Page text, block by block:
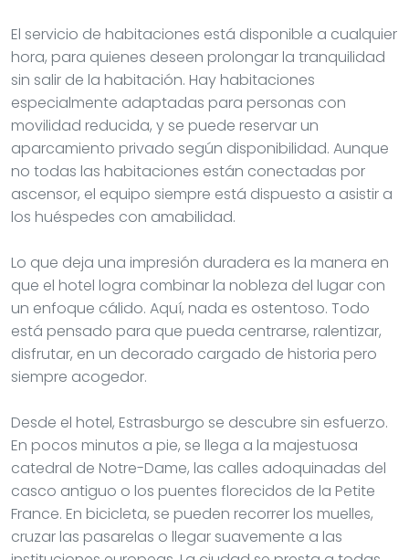
El servicio de habitaciones está disponible a cualquier
hora, para quienes deseen prolongar la tranquilidad
sin salir de la habitación. Hay habitaciones
especialmente adaptadas para personas con
movilidad reducida, y se puede reservar un
aparcamiento privado según disponibilidad. Aunque
no todas las habitaciones están conectadas por
ascensor, el equipo siempre está dispuesto a asistir a
los huéspedes con amabilidad.
Lo que deja una impresión duradera es la manera en
que el hotel logra combinar la nobleza del lugar con
un enfoque cálido. Aquí, nada es ostentoso. Todo
está pensado para que pueda centrarse, ralentizar,
disfrutar, en un decorado cargado de historia pero
siempre acogedor.
Desde el hotel, Estrasburgo se descubre sin esfuerzo.
En pocos minutos a pie, se llega a la majestuosa
catedral de Notre-Dame, las calles adoquinadas del
casco antiguo o los puentes florecidos de la Petite
France. En bicicleta, se pueden recorrer los muelles,
cruzar las pasarelas o llegar suavemente a las